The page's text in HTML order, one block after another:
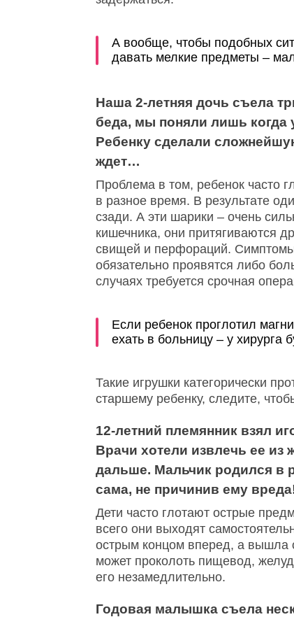
А вообще, чтобы подобных
давать мелкие предметы –
Наша 2-летняя дочь съела
беда, мы поняли лишь когда
Ребенку сделали
ждет…
Проблема в том, ребенок часто
в разное время. В результате
сзади. А эти шарики – очень
кишечника, они притягиваются
свищей и перфораций. Симптомы
обязательно проявятся либо
случаях требуется срочная
Если ребенок проглотил
ехать в больницу – у хирурга
Такие игрушки категорически
старшему ребенку, следите,
12-летний племянник взял
Врачи хотели извлечь ее из
дальше. Мальчик родился в
сама, не причинив ему
Дети часто глотают острые
всего они выходят
острым концом вперед, а вышла
может проколоть пищевод,
его незамедлительно.
Годовая малышка съела